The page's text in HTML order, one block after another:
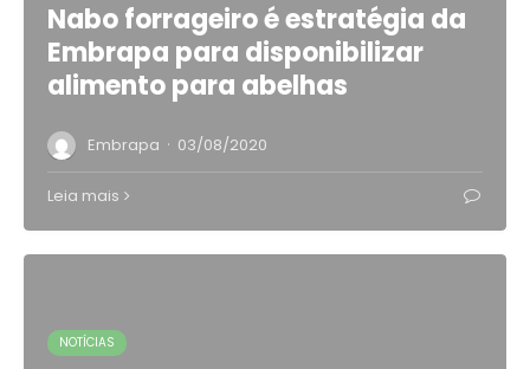
Nabo forrageiro é estratégia da
Embrapa para disponibilizar
alimento para abelhas
Embrapa · 03/08/2020
Leia mais
NOTÍCIAS